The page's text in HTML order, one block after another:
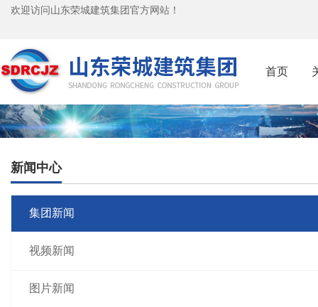
欢迎访问山东荣城建筑集团官方网站！
首页
新闻中心
集团新闻
视频新闻
图片新闻